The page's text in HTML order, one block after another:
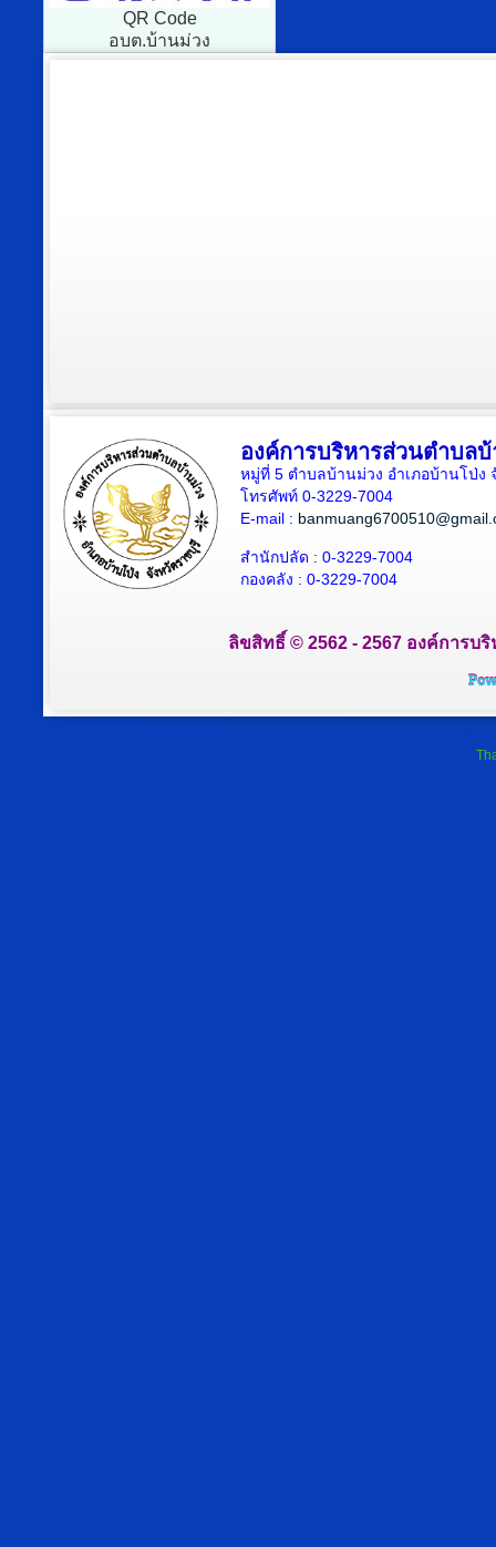
QR Code
อบต.บ้านม่วง
องค์การบริหารส่วนตำบล
หมู่ที่ 5 ตำบลบ้านม่วง อำเภอบ้านโป่ง
โทรศัพท์ 0-3229-7004
E-mail :
สำนักปลัด : 0-3229-7004
กองคลัง : 0-3229-7004
ลิขสิทธิ์ © 2562 - 2567 องค์การบ